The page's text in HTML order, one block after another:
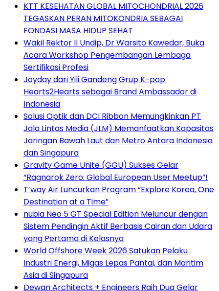
KTT KESEHATAN GLOBAL MITOCHONDRIAL 2026
TEGASKAN PERAN MITOKONDRIA SEBAGAI
FONDASI MASA HIDUP SEHAT
Wakil Rektor II Undip, Dr Warsito Kawedar, Buka
Acara Workshop Pengembangan Lembaga
Sertifikasi Profesi
Joyday dari Yili Gandeng Grup K-pop
Hearts2Hearts sebagai Brand Ambassador di
Indonesia
Solusi Optik dan DCI Ribbon Memungkinkan PT
Jala Lintas Media (JLM) Memanfaatkan Kapasitas
Jaringan Bawah Laut dan Metro Antara Indonesia
dan Singapura
Gravity Game Unite (GGU) Sukses Gelar
“Ragnarok Zero: Global European User Meetup”!
T’way Air Luncurkan Program “Explore Korea, One
Destination at a Time”
nubia Neo 5 GT Special Edition Meluncur dengan
Sistem Pendingin Aktif Berbasis Cairan dan Udara
yang Pertama di Kelasnya
World Offshore Week 2026 Satukan Pelaku
Industri Energi, Migas Lepas Pantai, dan Maritim
Asia di Singapura
Dewan Architects + Engineers Raih Dua Gelar